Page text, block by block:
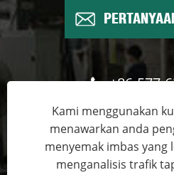
+86-577-
Kami menggunakan
menawarkan anda
menyemak imbas yang
menganalisis trafik